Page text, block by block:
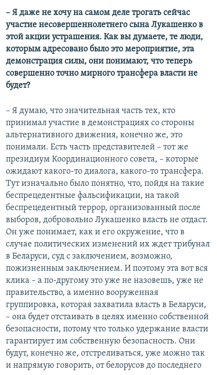
– Я даже не хочу на самом деле трогать сейчас
участие несовершеннолетнего сына Лукашенко в
этой акции устрашения. Как вы думаете, те люди,
которым адресовано было это мероприятие, эта
демонстрация силы, они понимают, что теперь
совершенно точно мирного трансфера власти не
будет?
– Я думаю, что значительная часть тех, кто
принимал участие в демонстрациях со стороны
альтернативного движения, конечно же, это
понимали. Есть часть представителей – тот же
президиум Координационного совета, – которые
ожидают какого-то диалога, какого-то трансфера.
Тут изначально было понятно, что, пойдя на такие
беспрецедентные фальсификации, на такой
беспрецедентный террор, организованный после
выборов, добровольно Лукашенко власть не отдаст.
Он уже понимает, как и его окружение, что в
случае политических изменений их ждет трибунал
в Беларуси, суд с заключением, возможно,
пожизненным заключением. И поэтому эта вот вся
клика – а по-другому это уже не назовешь, уже не
правительство, а именно вооруженная
группировка, которая захватила власть в Беларуси,
– она будет отстаивать в целях именно собственной
безопасности, потому что только удержание власти
гарантирует им собственную безопасность. Они
будут, конечно же, отстреливаться, уже можно так
и напрямую говорить, от белорусов до последнего